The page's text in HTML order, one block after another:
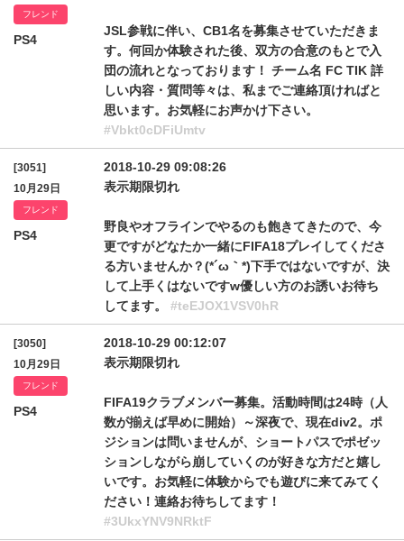
フレンド
PS4
JSL参戦に伴い、CB1名を募集させていただきま
す。何回か体験された後、双方の合意のもとで入
団の流れとなっております！ チーム名 FC TIK 詳
しい内容・質問等々は、私までご連絡頂ければと
思います。お気軽にお声かけ下さい。
#Vbkt0cDFiUmtv
[3051]
10月29日
フレンド
PS4
2018-10-29 09:08:26
表示期限切れ
野良やオフラインでやるのも飽きてきたので、今
更ですがどなたか一緒にFIFA18プレイしてくださ
る方いませんか？(*´ω｀*)下手ではないですが、決
して上手くはないですw優しい方のお誘いお待ち
してます。 #teEJOX1VSV0hR
[3050]
10月29日
フレンド
PS4
2018-10-29 00:12:07
表示期限切れ
FIFA19クラブメンバー募集。活動時間は24時（人
数が揃えば早めに開始）～深夜で、現在div2。ポ
ジションは問いませんが、ショートパスでポゼッ
ションしながら崩していくのが好きな方だと嬉し
いです。お気軽に体験からでも遊びに来てみてく
ださい！連絡お待ちしてます！
#3UkxYNV9NRktF